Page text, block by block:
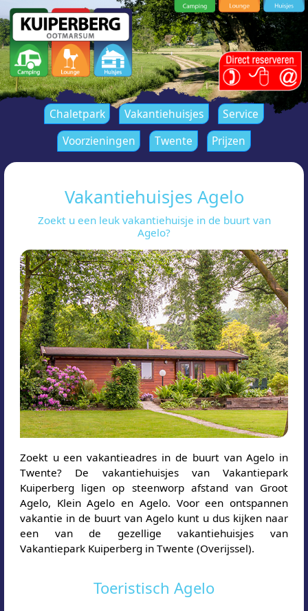
Chaletpark Vakantiehuisjes
Service
Voorzieningen
Twente Prijzen
Vakantiehuisjes Agelo
Zoekt u een leuk vakantiehuisje in de buurt van
Agelo?
Zoekt u een vakantieadres in de buurt van Agelo in
Twente? De vakantiehuisjes van Vakantiepark
Kuiperberg ligen op steenworp afstand van Groot
Agelo, Klein Agelo en Agelo. Voor een ontspannen
vakantie in de buurt van Agelo kunt u dus kijken naar
een van de gezellige vakantiehuisjes van
Vakantiepark Kuiperberg in Twente (Overijssel).
Toeristisch Agelo